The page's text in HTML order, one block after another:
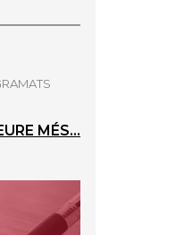
MÉS...